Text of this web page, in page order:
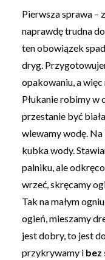
Pierwsza sprawa –
naprawdę trudna
ten obowiązek
dryg.
opakowaniu, a
Płukanie robimy w
przestanie być
wlewamy wodę.
kubka wody.
palniku, ale
wrzeć, skręcamy
Tak na małym
ogień, mieszamy
jest dobry, to jest
przykrywamy ibez